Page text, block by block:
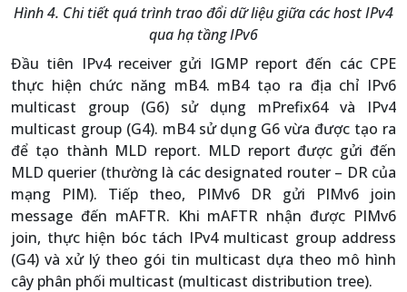
Hình 4. Chi tiết quá trình trao đổi dữ liệu giữa các host IPv4
qua hạ tầng IPv6
Đầu tiên IPv4 receiver gửi IGMP report đến các CPE
thực hiện chức năng mB4. mB4 tạo ra địa chỉ IPv6
multicast group (G6) sử dụng mPrefix64 và IPv4
multicast group (G4). mB4 sử dụng G6 vừa được tạo ra
để tạo thành MLD report. MLD report được gửi đến
MLD querier (thường là các designated router – DR của
mạng PIM). Tiếp theo, PIMv6 DR gửi PIMv6 join
message đến mAFTR. Khi mAFTR nhận được PIMv6
join, thực hiện bóc tách IPv4 multicast group address
(G4) và xử lý theo gói tin multicast dựa theo mô hình
cây phân phối multicast (multicast distribution tree).